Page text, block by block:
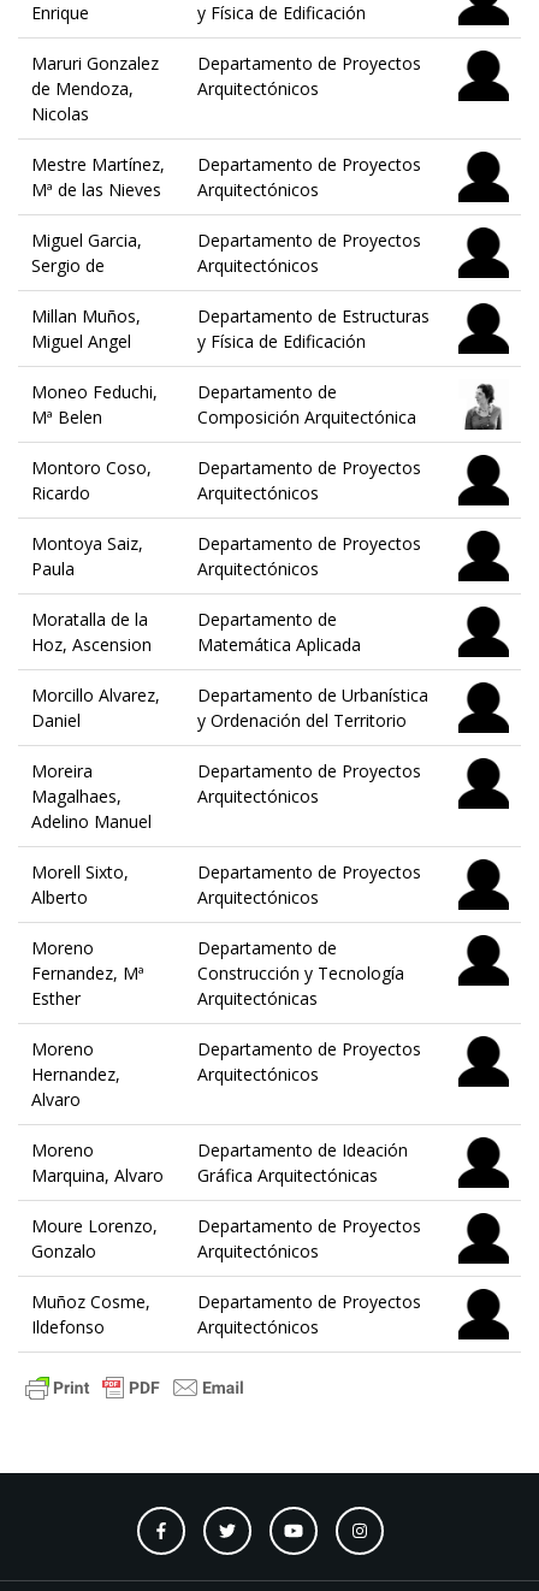
Enrique
y Física de Edificación
Maruri Gonzalez
de Mendoza,
Nicolas
Departamento de Proyectos
Arquitectónicos
Mestre Martínez,
Mª de las Nieves
Departamento de Proyectos
Arquitectónicos
Miguel Garcia,
Sergio de
Departamento de Proyectos
Arquitectónicos
Millan Muños,
Miguel Angel
Departamento de Estructuras
y Física de Edificación
Moneo Feduchi,
Mª Belen
Departamento de
Composición Arquitectónica
Montoro Coso,
Ricardo
Departamento de Proyectos
Arquitectónicos
Montoya Saiz,
Paula
Departamento de Proyectos
Arquitectónicos
Moratalla de la
Hoz, Ascension
Departamento de
Matemática Aplicada
Morcillo Alvarez,
Daniel
Departamento de Urbanística
y Ordenación del Territorio
Moreira
Magalhaes,
Adelino Manuel
Departamento de Proyectos
Arquitectónicos
Morell Sixto,
Alberto
Departamento de Proyectos
Arquitectónicos
Moreno
Fernandez, Mª
Esther
Departamento de
Construcción y Tecnología
Arquitectónicas
Moreno
Hernandez,
Alvaro
Departamento de Proyectos
Arquitectónicos
Moreno
Marquina, Alvaro
Departamento de Ideación
Gráfica Arquitectónicas
Moure Lorenzo,
Gonzalo
Departamento de Proyectos
Arquitectónicos
Muñoz Cosme,
Ildefonso
Departamento de Proyectos
Arquitectónicos